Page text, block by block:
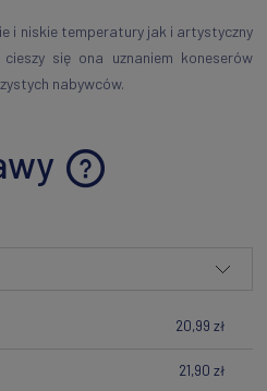
i niskie temperatury jak i artystyczny
się ona uznaniem koneserów
nabywców.
kosztów płatności
20,99 zł
21,90 zł